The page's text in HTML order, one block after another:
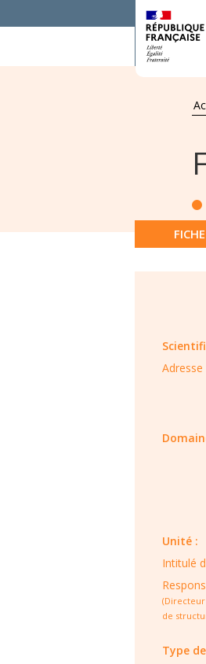
Adresse
Unité :
Intitulé
de
Type